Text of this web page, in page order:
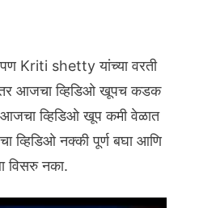
Kriti shetty यांच्या वरती
तर आजचा व्हिडिओ खूपच कडक
व्हिडिओ खूप कमी वेळात
व्हिडिओ नक्की पूर्ण बघा आणि
विसरु नका.